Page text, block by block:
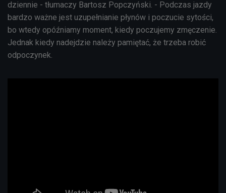
dziennie - tłumaczy Bartosz Popczyński. - Podczas jazdy
bardzo ważne jest uzupełnianie płynów i poczucie sytości,
bo wtedy opóźniamy moment, kiedy poczujemy zmęczenie.
Jednak kiedy nadejdzie należy pamiętać, że trzeba robić
odpoczynek.